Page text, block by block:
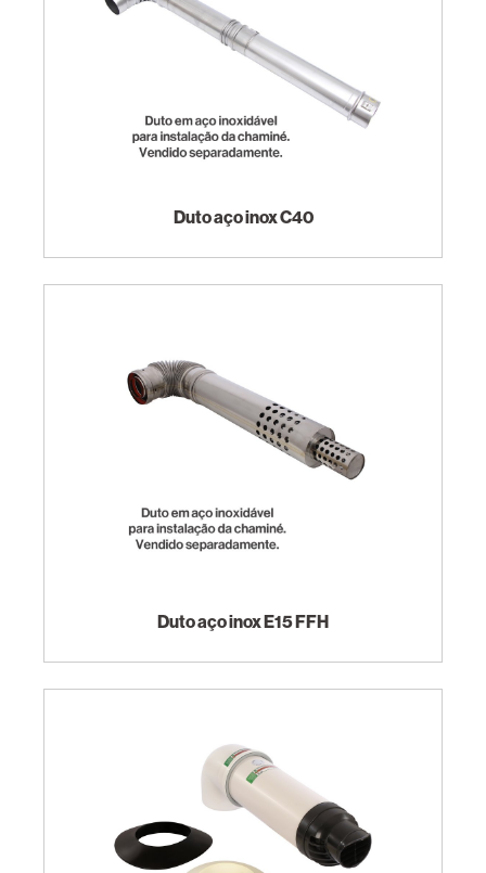
Duto aço inox C40
Duto aço inox E15 FFH